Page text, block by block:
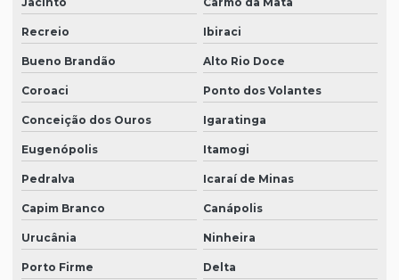
Recreio Ibiraci
Bueno Brandão Alto Rio Doce
Coroaci Ponto dos Volantes
Conceição dos Ouros Igaratinga
Eugenópolis Itamogi
Pedralva Icaraí de Minas
Capim Branco Canápolis
Urucânia Ninheira
Porto Firme Delta